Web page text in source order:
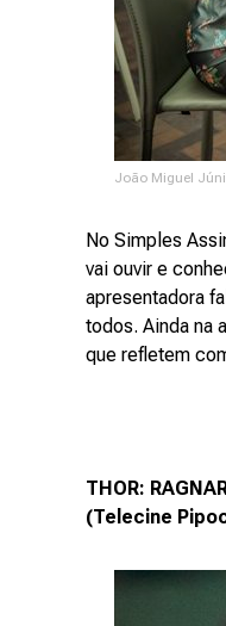
João Miguel
No Simples
vai ouvir e
apresentadora
todos. Ainda na
que refletem
THOR:
(Telecine